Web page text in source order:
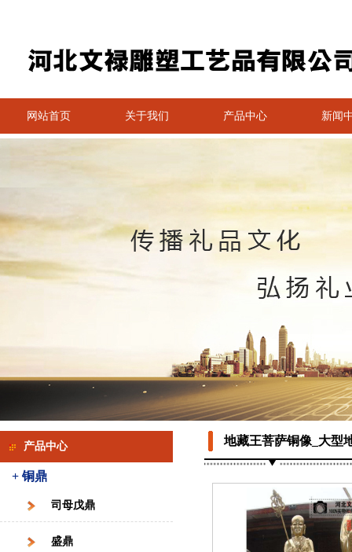
网站首页 关于我们 产品中心 新闻
产品中心
+ 铜鼎
司母戊鼎
盛鼎
地藏王菩萨铜像_大型